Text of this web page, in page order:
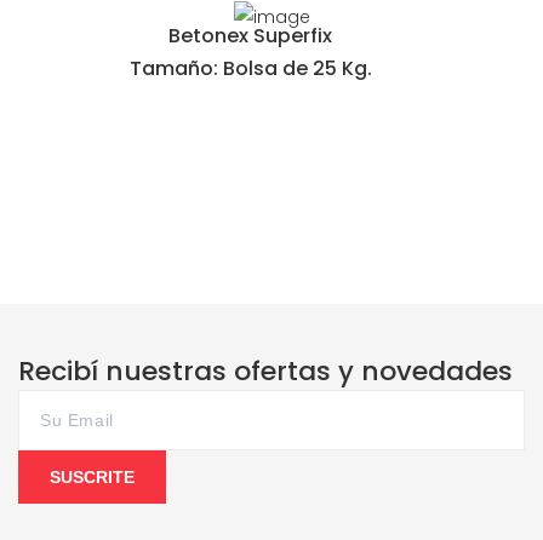
Betonex Superfix
Tamaño: Bolsa de 25 Kg.
Recibí nuestras ofertas y novedades
SUSCRITE